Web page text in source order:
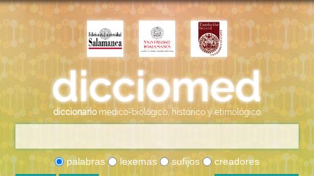
diccionario médico-biológico, histórico y etimológico
palabras lexemas sufijos creadores